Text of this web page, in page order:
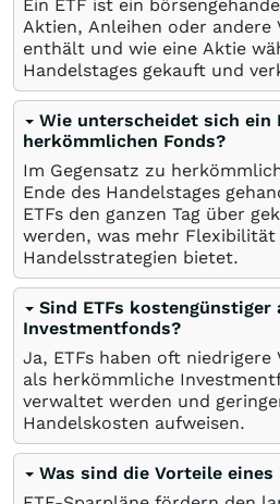
Ein ETF ist ein
Aktien, Anleihen oder andere
enthält und wie eine Aktie
Handelstages gekauft und
Wie unterscheidet sich ein
herkömmlichen Fonds?
Im Gegensatz zu
Ende des Handelstages
ETFs den ganzen Tag über
werden, was mehr Flexibilität
Handelsstrategien bietet.
Sind ETFs kostengünstiger
Investmentfonds?
Ja, ETFs haben oft niedrigere
als herkömmliche
verwaltet werden und
Handelskosten aufweisen.
Was sind die Vorteile eines